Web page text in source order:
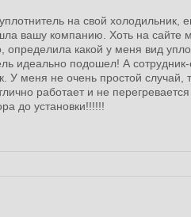
на свой холодильник,
вашу компанию. Хоть на сайте
какой у меня вид
идеально подошел! А
У меня не очень простой
работает и не
до установки!!!!!!